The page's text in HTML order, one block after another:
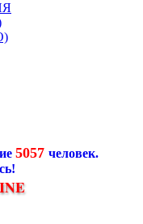
5057 человек.